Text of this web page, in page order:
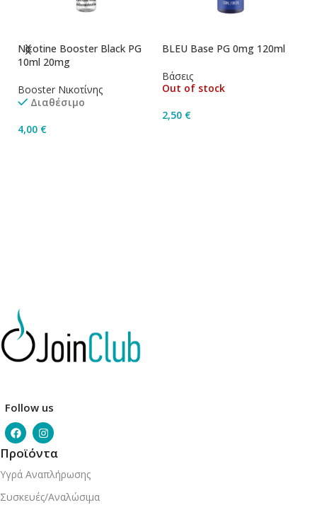
Nicotine Booster Black PG
10ml 20mg
Booster Νικοτίνης
Διαθέσιμο
4,00 €
BLEU Base PG 0mg 120ml
Βάσεις
Out of stock
2,50 €
Follow us
Προϊόντα
Υγρά Αναπλήρωσης
Συσκευές/Αναλώσιμα